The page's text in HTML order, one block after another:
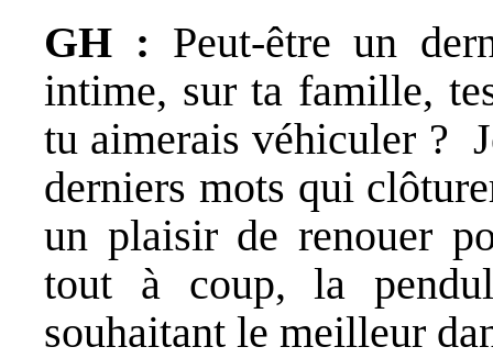
GH : Peut-être un
intime, sur ta famille,
tu aimerais véhiculer ?
derniers mots qui
un plaisir de renouer
tout à coup, la
souhaitant le meilleur